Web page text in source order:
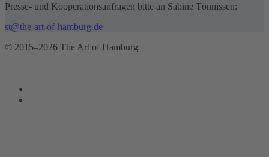
Presse- und Kooperationsanfragen bitte an Sabine Tönnissen:
st@the-art-of-hamburg.de
© 2015–2026 The Art of Hamburg